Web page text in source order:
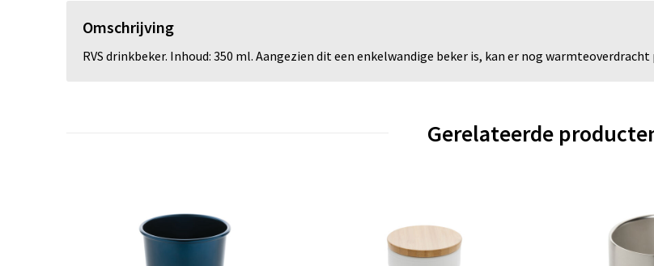
Omschrijving
RVS drinkbeker. Inhoud: 350 ml. Aangezien dit een enkelwandige beker is, kan er nog
Gerelateerde